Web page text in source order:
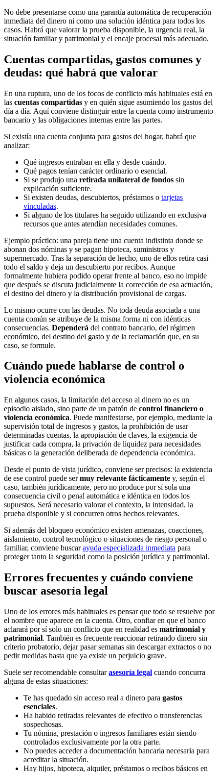
No debe presentarse como una garantía automática de recuperación
inmediata del dinero ni como una solución idéntica para todos los
casos. Habrá que valorar la prueba disponible, la urgencia real, la
situación familiar y patrimonial y el encaje procesal más adecuado.
Cuentas compartidas, gastos comunes y
deudas: qué habrá que valorar
En una ruptura, uno de los focos de conflicto más habituales está en
las cuentas compartidas y en quién sigue asumiendo los gastos del
día a día. Aquí conviene distinguir entre la cuenta como instrumento
bancario y las obligaciones internas entre las partes.
Si existía una cuenta conjunta para gastos del hogar, habrá que
analizar:
Qué ingresos entraban en ella y desde cuándo.
Qué pagos tenían carácter ordinario o esencial.
Si se produjo una retirada unilateral de fondos sin
explicación suficiente.
Si existen deudas, descubiertos, préstamos o tarjetas
vinculadas.
Si alguno de los titulares ha seguido utilizando en exclusiva
recursos que antes atendían necesidades comunes.
Ejemplo práctico: una pareja tiene una cuenta indistinta donde se
abonan dos nóminas y se pagan hipoteca, suministros y
supermercado. Tras la separación de hecho, uno de ellos retira casi
todo el saldo y deja un descubierto por recibos. Aunque
formalmente hubiera podido operar frente al banco, eso no impide
que después se discuta judicialmente la corrección de esa actuación,
el destino del dinero y la distribución provisional de cargas.
Lo mismo ocurre con las deudas. No toda deuda asociada a una
cuenta común se atribuye de la misma forma ni con idénticas
consecuencias. Dependerá del contrato bancario, del régimen
económico, del destino del gasto y de la reclamación que, en su
caso, se formule.
Cuándo puede hablarse de control o
violencia económica
En algunos casos, la limitación del acceso al dinero no es un
episodio aislado, sino parte de un patrón de control financiero o
violencia económica. Puede manifestarse, por ejemplo, mediante la
supervisión total de ingresos y gastos, la prohibición de usar
determinadas cuentas, la apropiación de claves, la exigencia de
justificar cada compra, la privación de liquidez para necesidades
básicas o la generación deliberada de dependencia económica.
Desde el punto de vista jurídico, conviene ser precisos: la existencia
de ese control puede sermuy relevante fácticamente y, según el
caso, también jurídicamente, pero no produce por sí sola una
consecuencia civil o penal automática e idéntica en todos los
supuestos. Será necesario valorar el contexto, la intensidad, la
prueba disponible y si concurren otros hechos relevantes.
Si además del bloqueo económico existen amenazas, coacciones,
aislamiento, control tecnológico o situaciones de riesgo personal o
familiar, conviene buscarayuda especializada inmediata para
proteger tanto la seguridad como la posición jurídica y patrimonial.
Errores frecuentes y cuándo conviene
buscar asesoría legal
Uno de los errores más habituales es pensar que todo se resuelve por
el nombre que aparece en la cuenta. Otro, confiar en que el banco
aclarará por sí solo un conflicto que en realidad es matrimonial y
patrimonial. También es frecuente reaccionar retirando dinero sin
criterio probatorio, dejar pasar semanas sin descargar extractos o no
pedir medidas hasta que ya existe un perjuicio grave.
Suele ser recomendable consultarasesoría legal cuando concurra
alguna de estas situaciones:
Te has quedado sin acceso real a dinero para gastos
esenciales.
Ha habido retiradas relevantes de efectivo o transferencias
sospechosas.
Tu nómina, prestación o ingresos familiares están siendo
controlados exclusivamente por la otra parte.
No puedes acceder a documentación bancaria necesaria para
acreditar la situación.
Hay hijos, hipoteca, alquiler, préstamos o recibos básicos en